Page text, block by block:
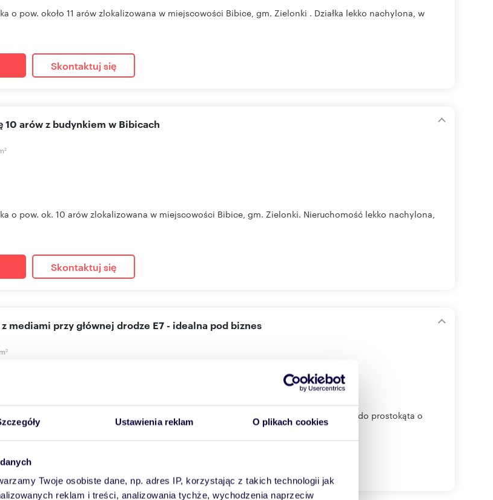
Ustawienia reklam O plikach cookies
Twoje osobiste dane, np. adres IP, korzystając z takich technologii jak
reklam i treści, analizowania tychże, wychodzenia naprzeciw
o pow. około 11 arów zlokalizowana w miejscowości Bibice, gm. Zielonki . Działka lekko nachylona, w
Skontaktuj się
2
10 arów z budynkiem w Bibicach
o pow. ok. 10 arów zlokalizowana w miejscowości Bibice, gm. Zielonki. Nieruchomość lekko nachylona,
Skontaktuj się
2
z mediami przy głównej drodze E7 - idealna pod biznes
o pow. ok. 50 arów w miejscowości Michałowice . Działka płaska, kształtem zbliżona do prostokąta o